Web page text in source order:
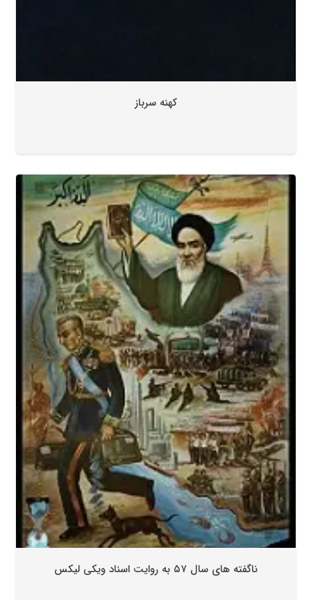
کهنه سرباز
ناگفته های سال ۵۷ به روایت اسناد ویکی لیکس